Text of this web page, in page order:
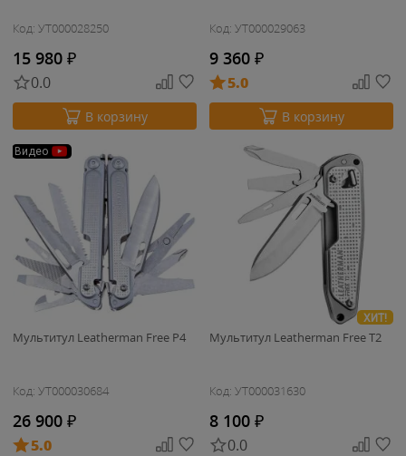
Код: УТ000028250
15 980 ₽
0.0
В корзину
Код: УТ000029063
9 360 ₽
5.0
В корзину
Видео
Мультитул Leatherman Free P4
Код: УТ000030684
26 900 ₽
5.0
ХИТ!
Мультитул Leatherman Free T2
Код: УТ000031630
8 100 ₽
0.0